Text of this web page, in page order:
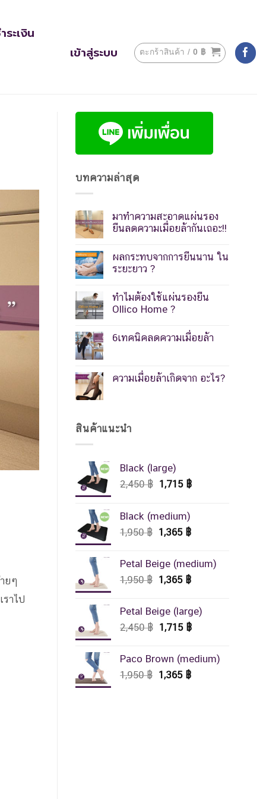
ระเงิน
เข้าสู่ระบบ ตะกร้าสินค้า / 0 ฿
ยๆ
าไป
บทความล่าสุด
มาทำความสะอาดแผ่นรอง
ยืนลดความเมื่อยล้ากันเถอะ!!
ผลกระทบจากการยืนนาน ใน
ระยะยาว ?
ทำไมต้องใช้แผ่นรองยืน
Ollico Home ?
6เทคนิคลดความเมื่อยล้า
ความเมื่อยล้าเกิดจาก อะไร?
สินค้าแนะนำ
Black (large)
2,450฿ Original
was:
2,450 ฿.
1,715 ฿Current
Black (medium)
1,950฿ Original
was:
1,950 ฿.
1,365 ฿Current
is:
1,365 ฿.
Petal Beige (medium)
1,950฿ Original
was:
1,950 ฿.
1,365 ฿Current
is:
1,365 ฿.
Petal Beige (large)
2,450฿ Original
was:
2,450 ฿.
1,715 ฿Current
is:
1,715 ฿.
Paco Brown (medium)
1,950฿ Original
1,365 ฿Current